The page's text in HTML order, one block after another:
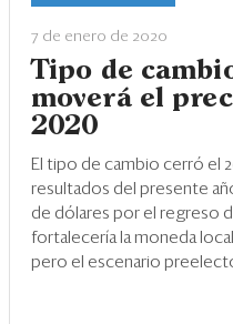
7 de enero de 2020
Tipo de
moverá el
2020
El tipo de cambio cerró el
resultados del presente
de dólares por el regreso
fortalecería la moneda
pero el escenario